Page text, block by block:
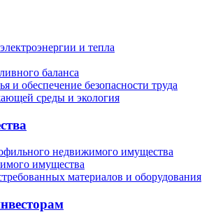
и тепла
баланса
и обеспечение безопасности труда
среды и экология
недвижимого имущества
имущества
материалов и оборудования